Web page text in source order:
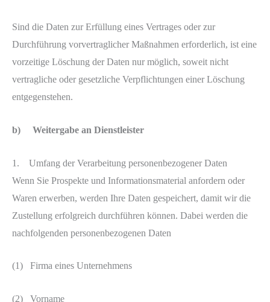
Sind die Daten zur Erfüllung eines Vertrages oder zur
Durchführung vorvertraglicher Maßnahmen erforderlich, ist eine
vorzeitige Löschung der Daten nur möglich, soweit nicht
vertragliche oder gesetzliche Verpflichtungen einer Löschung
entgegenstehen.
b) Weitergabe an Dienstleister
1. Umfang der Verarbeitung personenbezogener Daten
Wenn Sie Prospekte und Informationsmaterial anfordern oder
Waren erwerben, werden Ihre Daten gespeichert, damit wir die
Zustellung erfolgreich durchführen können. Dabei werden die
nachfolgenden personenbezogenen Daten
(1) Firma eines Unternehmens
(2) Vorname